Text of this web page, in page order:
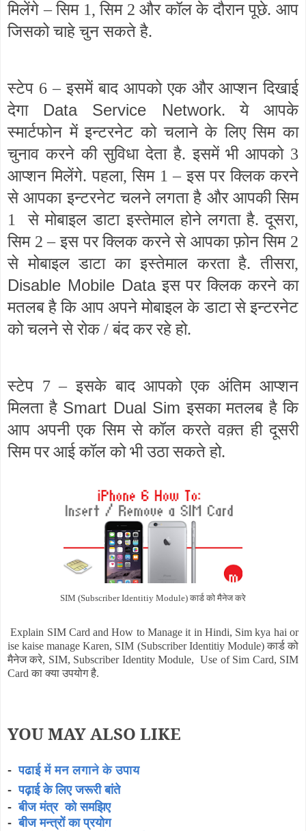
मिलेंगे – सिम 1, सिम 2 और कॉल के दौरान पूछे. आप
जिसको चाहे चुन सकते है.
स्टेप 6 – इसमें बाद आपको एक और आप्शन दिखाई
देगा Data Service Network. ये आपके
स्मार्टफोन में इन्टरनेट को चलाने के लिए सिम का
चुनाव करने की सुविधा देता है. इसमें भी आपको 3
आप्शन मिलेंगे. पहला, सिम 1 – इस पर क्लिक करने
से आपका इन्टरनेट चलने लगता है और आपकी सिम
1 से मोबाइल डाटा इस्तेमाल होने लगता है. दूसरा,
सिम 2 – इस पर क्लिक करने से आपका फ़ोन सिम 2
से मोबाइल डाटा का इस्तेमाल करता है. तीसरा,
Disable Mobile Dataइस पर क्लिक करने का
मतलब है कि आप अपने मोबाइल के डाटा से इन्टरनेट
को चलने से रोक / बंद कर रहे हो.
स्टेप 7 – इसके बाद आपको एक अंतिम आप्शन
मिलता है Smart Dual Sim इसका मतलब है कि
आप अपनी एक सिम से कॉल करते वक़्त ही दूसरी
सिम पर आई कॉल को भी उठा सकते हो.
SIM (Subscriber Identitiy Module) कार्ड को मैनेज करे
Explain SIM Card and How to Manage it in Hindi, Sim kya hai or
ise kaise manage Karen, SIM (Subscriber Identitiy Module) कार्ड को
मैनेज करे, SIM, Subscriber Identity Module, Use of Sim Card, SIM
Card का क्या उपयोग है.
YOU MAY ALSO LIKE
-पढाई में मन लगाने के उपाय
- पढ़ाई के लिए जरूरी बांते
- बीज मंत्र को समझिए
- बीज मन्त्रों का प्रयोग